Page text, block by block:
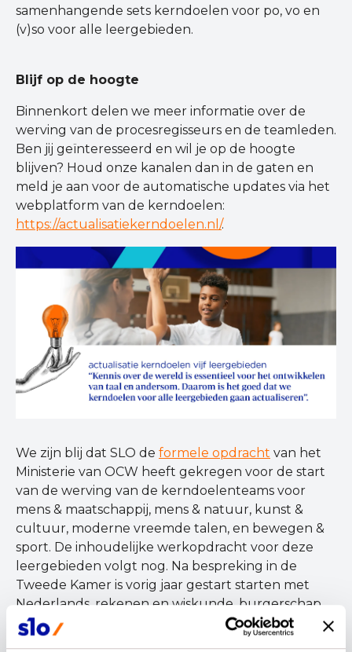
samenhangende sets kerndoelen voor po, vo en
(v)so voor alle leergebieden.
Blijf op de hoogte
Binnenkort delen we meer informatie over de
werving van de procesregisseurs en de teamleden.
Ben jij geïnteresseerd en wil je op de hoogte
blijven? Houd onze kanalen dan in de gaten en
meld je aan voor de automatische updates via het
webplatform van de kerndoelen:
https://actualisatiekerndoelen.nl/.
We zijn blij dat SLO de formele opdracht van het
Ministerie van OCW heeft gekregen voor de start
van de werving van de kerndoelenteams voor
mens & maatschappij, mens & natuur, kunst &
cultuur, moderne vreemde talen, en bewegen &
sport. De inhoudelijke werkopdracht voor deze
leergebieden volgt nog. Na bespreking in de
Tweede Kamer is vorig jaar gestart starten met
Nederlands, rekenen en wiskunde, burgerschap
en digitale geletterdheid. In een
kamerbrief
maakte de Minister een tussenbalans waarin hij